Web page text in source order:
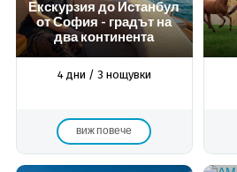
Екскурзия до Истанбул
от София - градът на
два континента
4 дни / 3 нощувки
виж повече